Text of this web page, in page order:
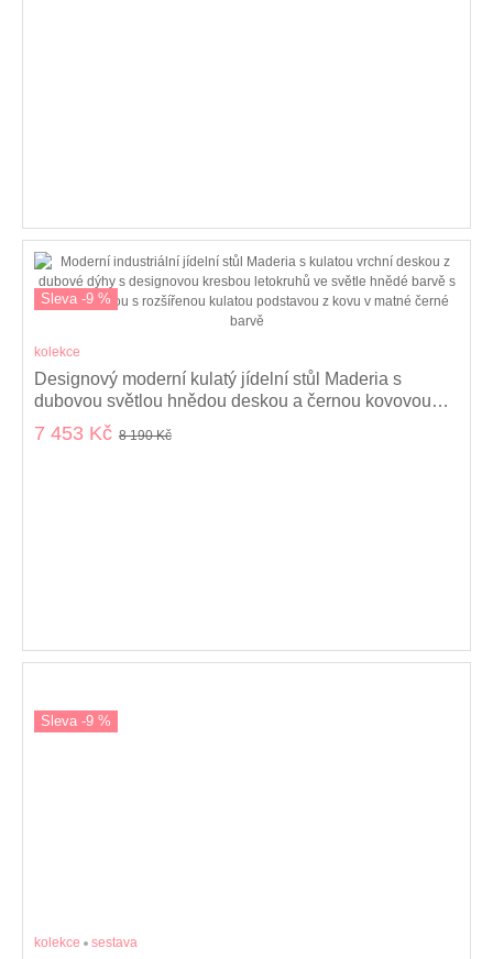
Sleva -9 %
kolekce
Designový moderní kulatý jídelní stůl Maderia s
dubovou světlou hnědou deskou a černou kovovou
nohou 120 cm
7 453 Kč 8 190 Kč
Sleva -9 %
kolekce sestava